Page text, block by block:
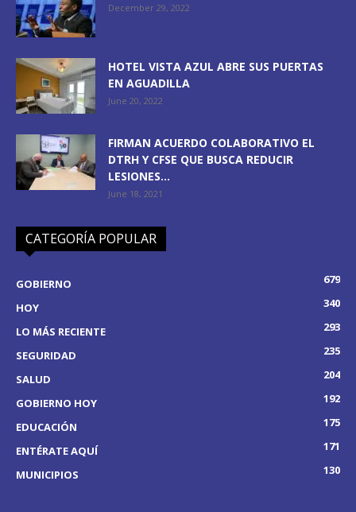
December 29, 2022
HOTEL VISTA AZUL ABRE SUS PUERTAS
EN AGUADILLA
June 20, 2022
FIRMAN ACUERDO COLABORATIVO EL
DTRH Y CFSE QUE BUSCA REDUCIR
LESIONES...
June 18, 2021
CATEGORÍA POPULAR
GOBIERNO
679
HOY
340
LO MÁS RECIENTE
293
SEGURIDAD
235
SALUD
204
GOBIERNO HOY
192
EDUCACIÓN
175
ENTÉRATE AQUÍ
171
MUNICIPIOS
130